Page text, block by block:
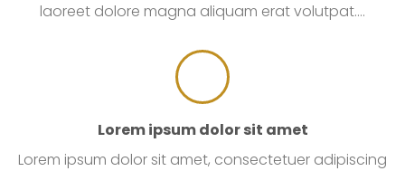
laoreet dolore magna aliquam erat volutpat….
Lorem ipsum dolor sit amet
Lorem ipsum dolor sit amet, consectetuer adipiscing